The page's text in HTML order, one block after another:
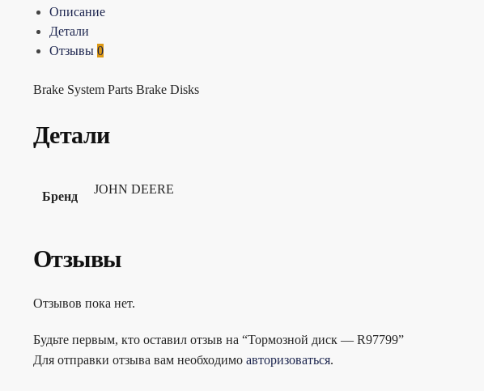
Описание
Детали
Отзывы 0
Brake System Parts Brake Disks
Детали
Бренд
JOHN DEERE
Отзывы
Отзывов пока нет.
Будьте первым, кто оставил отзыв на “Тормозной диск — R97799”
Для отправки отзыва вам необходимо авторизоваться.